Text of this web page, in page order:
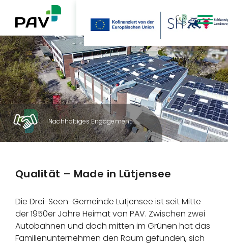
Nachhaltiges Engagement
Qualität – Made in Lütjensee
Die Drei-Seen-Gemeinde Lütjensee ist seit Mitte
der 1950er Jahre Heimat von PAV. Zwischen zwei
Autobahnen und doch mitten im Grünen hat das
Familienunternehmen den Raum gefunden, sich